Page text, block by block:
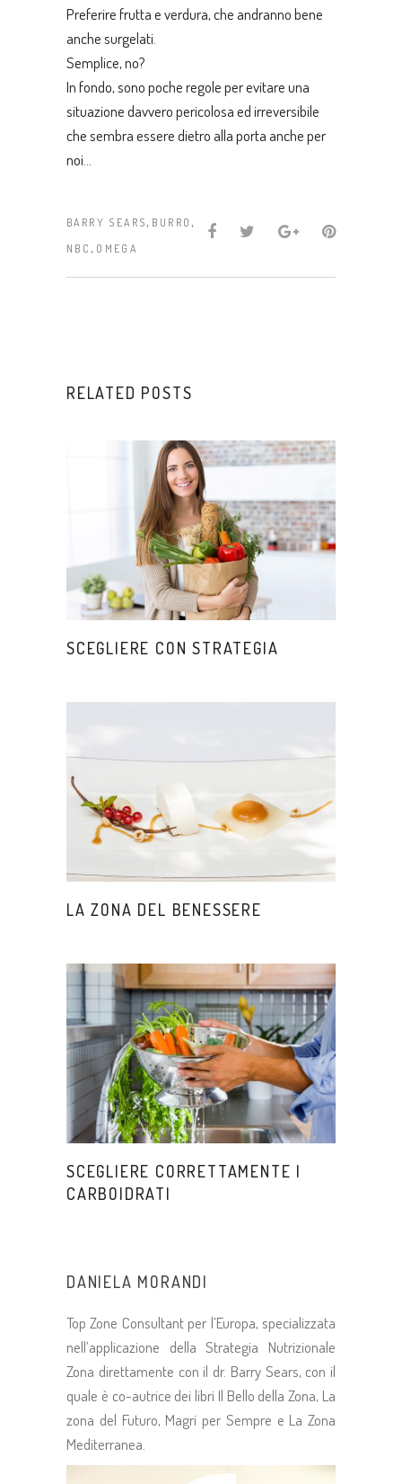
Preferire frutta e verdura, che andranno bene
anche surgelati.
Semplice, no?
In fondo, sono poche regole per evitare una
situazione davvero pericolosa ed irreversibile
che sembra essere dietro alla porta anche per
noi…
BARRY SEARS , BURRO ,
NBC , OMEGA
RELATED POSTS
SCEGLIERE CON STRATEGIA
LA ZONA DEL BENESSERE
SCEGLIERE CORRETTAMENTE I
CARBOIDRATI
DANIELA MORANDI
Top Zone Consultant per l’Europa, specializzata
nell’applicazione della Strategia Nutrizionale
Zona direttamente con il dr. Barry Sears, con il
quale è co-autrice dei libri Il Bello della Zona, La
zona del Futuro, Magri per Sempre e La Zona
Mediterranea.